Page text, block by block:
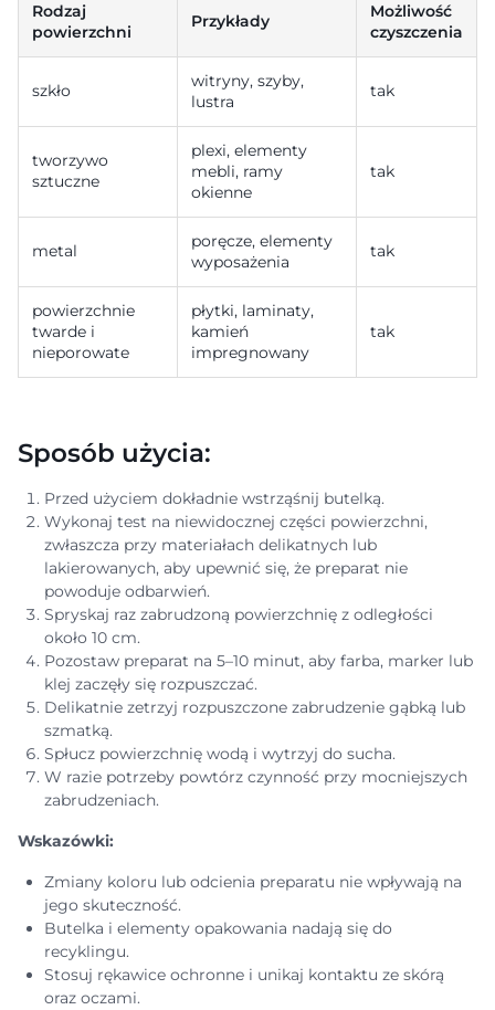
Rodzaj
powierzchni
Przykłady
Możliwość
czyszczenia
szkło
witryny, szyby,
lustra
tak
tworzywo
sztuczne
plexi, elementy
mebli, ramy
okienne
tak
metal
poręcze, elementy
wyposażenia
tak
powierzchnie
twarde i
nieporowate
płytki, laminaty,
kamień
impregnowany
tak
Sposób użycia:
Przed użyciem dokładnie wstrząśnij butelką.
Wykonaj test na niewidocznej części powierzchni,
zwłaszcza przy materiałach delikatnych lub
lakierowanych, aby upewnić się, że preparat nie
powoduje odbarwień.
Spryskaj raz zabrudzoną powierzchnię z odległości
około 10 cm.
Pozostaw preparat na 5–10 minut, aby farba, marker lub
klej zaczęły się rozpuszczać.
Delikatnie zetrzyj rozpuszczone zabrudzenie gąbką lub
szmatką.
Spłucz powierzchnię wodą i wytrzyj do sucha.
W razie potrzeby powtórz czynność przy mocniejszych
zabrudzeniach.
Wskazówki:
Zmiany koloru lub odcienia preparatu nie wpływają na
jego skuteczność.
Butelka i elementy opakowania nadają się do
recyklingu.
Stosuj rękawice ochronne i unikaj kontaktu ze skórą
oraz oczami.